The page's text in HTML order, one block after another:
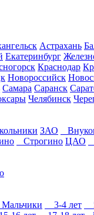
Астрахань
Екатеринбург
Краснодар
Новороссийск
Самара Саранск
Челябинск
ЗАО
Строгино ЦАО
Мальчики 3-4 лет